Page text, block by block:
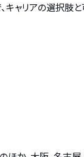
キャリアの選択肢